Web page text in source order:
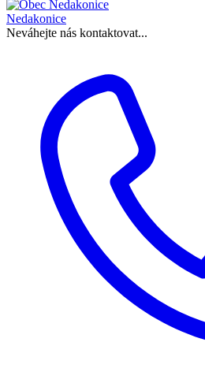
Nedakonice
Neváhejte nás kontaktovat...